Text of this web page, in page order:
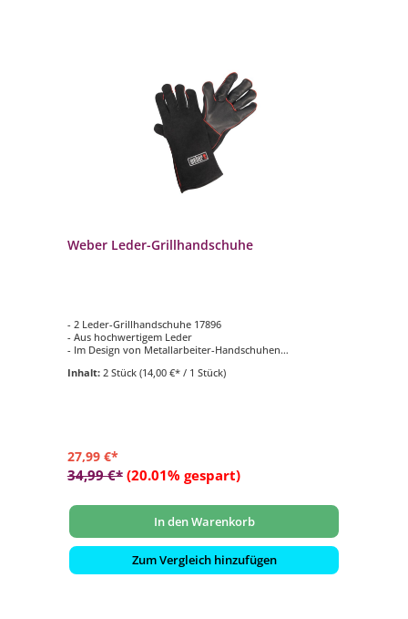
Weber Leder-Grillhandschuhe
- 2 Leder-Grillhandschuhe 17896
- Aus hochwertigem Leder
- Im Design von Metallarbeiter-Handschuhen
Griff
Inhalt: 2 Stück (14,00 €* / 1 Stück)
27,99 €*
34,99 €* (20.01% gespart)
In den Warenkorb
Zum Vergleich hinzufügen